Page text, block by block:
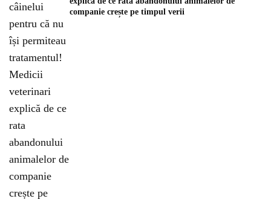
companie crește pe timpul verii